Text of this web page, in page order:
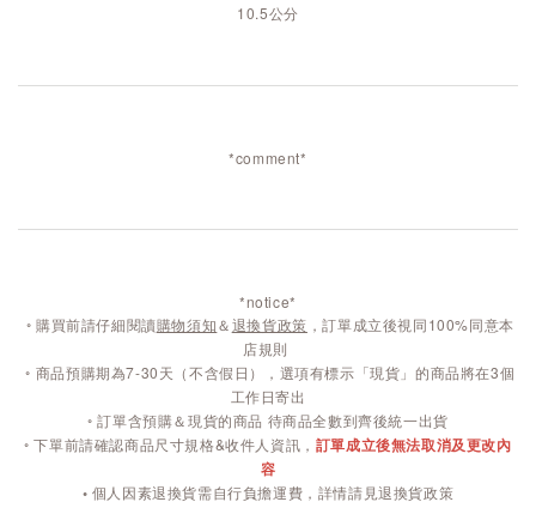
10.5公分
*comment*
*notice*
◦ 購買前請仔細閱讀購物須知＆退換貨政策 ，訂單成立後視同100%同意本
店規則
◦ 商品預購期為7-30天（不含假日），選項有標示「現貨」的商品將在3個
工作日寄出
◦ 訂單含預購＆現貨的商品 待商品全數到齊後統一出貨
◦ 下單前請確認商品尺寸規格&收件人資訊， 訂單成立後無法取消及更改內
容
◦ 個人因素退換貨需自行負擔運費，詳情請見退換貨政策